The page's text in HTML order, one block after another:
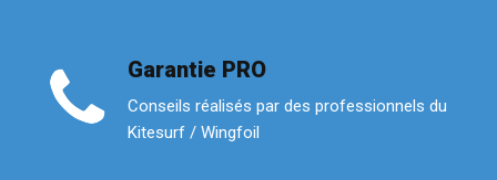
Garantie PRO
Conseils réalisés par des professionnels du
Kitesurf / Wingfoil